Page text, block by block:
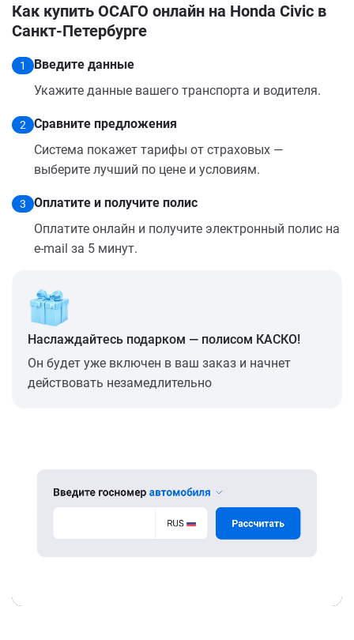
Как купить ОСАГО онлайн на Honda Civic в
Санкт-Петербурге
1
Введите данные
Укажите данные вашего транспорта и водителя.
2
Сравните предложения
Система покажет тарифы от страховых —
выберите лучший по цене и условиям.
3
Оплатите и получите полис
Оплатите онлайн и получите электронный полис на
e-mail за 5 минут.
Наслаждайтесь подарком — полисом КАСКО!
Он будет уже включен в ваш заказ и начнет
действовать незамедлительно